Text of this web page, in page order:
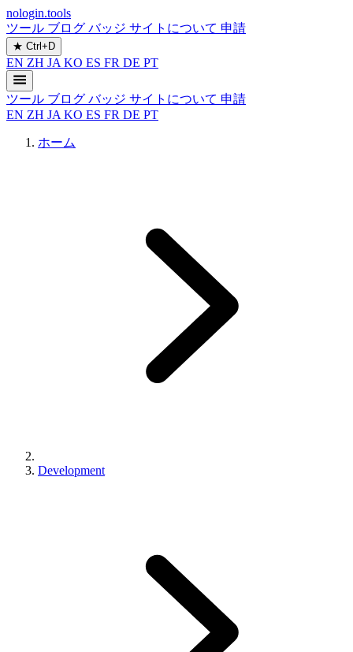
nologin.tools
ツール ブログ バッジ サイトについて 申請
★ Ctrl+D
EN ZH JA KO ES FR DE PT
ツール ブログ バッジ サイトについて 申請
EN ZH JA KO ES FR DE PT
ホーム
Development